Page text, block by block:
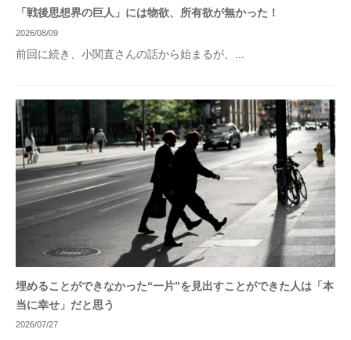
「戦後思想界の巨人」には物欲、所有欲が無かった！
2026/08/09
前回に続き、小関直さんの話から始まるが、...
埋めることができなかった“一片”を見出すことができた人は「本
当に幸せ」だと思う
2026/07/27